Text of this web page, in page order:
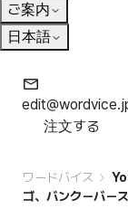
ご案内
日本語
注文する
ワードバイス
ゴ、バンクーバー